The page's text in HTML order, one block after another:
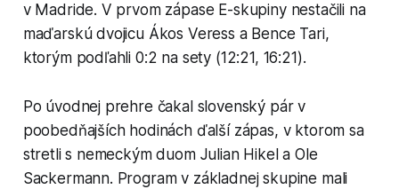
v Madride. V prvom zápase E-skupiny nestačili na
maďarskú dvojicu Ákos Veress a Bence Tari,
ktorým podľahli 0:2 na sety (12:21, 16:21).
Po úvodnej prehre čakal slovenský pár v
poobedňajších hodinách ďalší zápas, v ktorom sa
stretli s nemeckým duom Julian Hikel a Ole
Sackermann. Program v základnej skupine mali